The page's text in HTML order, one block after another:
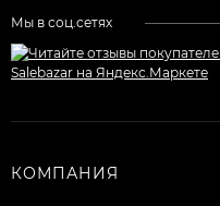
Мы в соц.сетях
КОМПАНИЯ